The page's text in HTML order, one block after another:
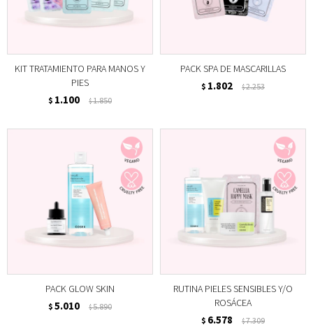
KIT TRATAMIENTO PARA MANOS Y
PIES
$ 1.100 $1.850
PACK SPA DE MASCARILLAS
$ 1.802 $2.253
PACK GLOW SKIN
$ 5.010 $5.890
RUTINA PIELES SENSIBLES Y/O
ROSÁCEA
$ 6.578 $7.309